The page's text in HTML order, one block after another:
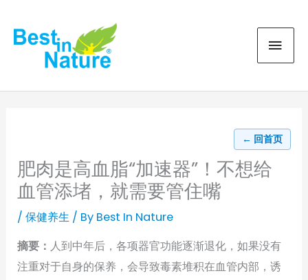
content
← 回首页
肥肉是高血脂“加速器”！不想给
血管添堵，就需要管住嘴
/保健养生 / By Best In Nature
摘要： 人到中年后，各项器官功能逐渐退化，如果没有
注重对于自身的保养，会导致毒素堆积在血管内部，诱